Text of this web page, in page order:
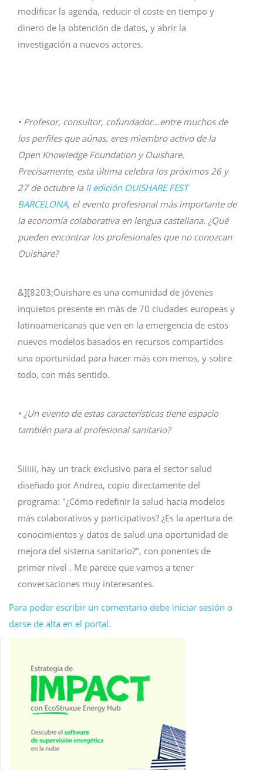
modificar la agenda, reducir el coste en tiempo y
dinero de la obtención de datos, y abrir la
investigación a nuevos actores.
• Profesor, consultor, cofundador...entre muchos de
los perfiles que aúnas, eres miembro activo de la
Open Knowledge Foundation y Ouishare.
Precisamente, esta última celebra los próximos 26 y
27 de octubre la II edición OUISHARE FEST
BARCELONA, el evento profesional más importante de
la economía colaborativa en lengua castellana. ¿Qué
pueden encontrar los profesionales que no conozcan
Ouishare?
&][8203;Ouishare es una comunidad de jóvenes
inquietos presente en más de 70 ciudades europeas y
latinoamericanas que ven en la emergencia de estos
nuevos modelos basados en recursos compartidos
una oportunidad para hacer más con menos, y sobre
todo, con más sentido.
• ¿Un evento de estas características tiene espacio
también para al profesional sanitario?
Siiiiii, hay un track exclusivo para el sector salud
diseñado por Andrea, copio directamente del
programa: "¿Cómo redefinir la salud hacia modelos
más colaborativos y participativos? ¿Es la apertura de
conocimientos y datos de salud una oportunidad de
mejora del sistema sanitario?", con ponentes de
primer nivel . Me parece que vamos a tener
conversaciones muy interesantes.
Para poder escribir un comentario debe iniciar sesión o
darse de alta en el portal.